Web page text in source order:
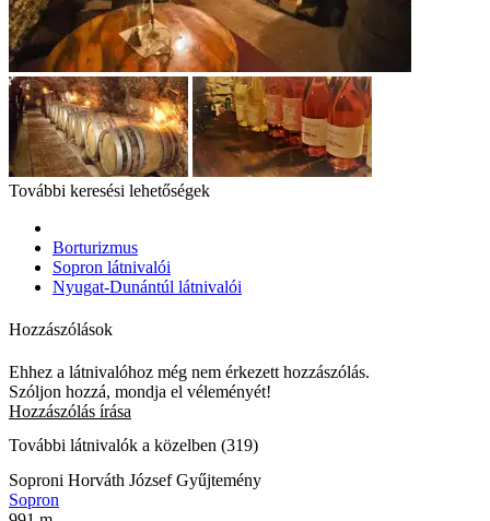
További keresési lehetőségek
Borturizmus
Sopron látnivalói
Nyugat-Dunántúl látnivalói
Hozzászólások
Ehhez a látnivalóhoz még nem érkezett hozzászólás.
Szóljon hozzá, mondja el véleményét!
Hozzászólás írása
További látnivalók a közelben (319)
Soproni Horváth József Gyűjtemény
Sopron